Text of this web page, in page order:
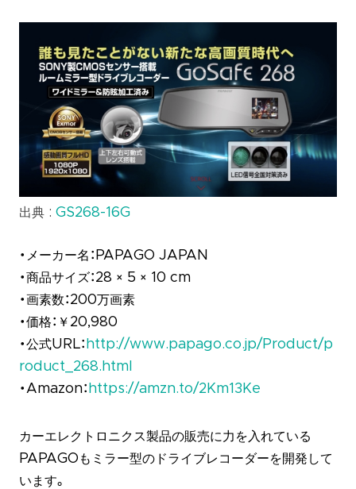
出典 : GS268-16G
・メーカー名：PAPAGO JAPAN
・商品サイズ：28 × 5 × 10 cm
・画素数：200万画素
・価格：￥20,980
・公式URL： http://www.papago.co.jp/Product/p
roduct_268.html
・Amazon： https://amzn.to/2Km13Ke
カーエレクトロニクス製品の販売に力を入れている
PAPAGOもミラー型のドライブレコーダーを開発して
います。